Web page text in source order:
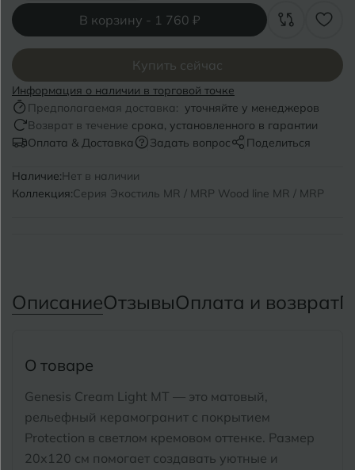
В корзину - 1 760 ₽
Купить сейчас
Информация о наличии в торговой точке
Предполагаемая доставка: уточняйте у менеджеров
Возврат в течение срока, установленного в гарантии
Оплата & Доставка
Задать вопрос Поделиться
Наличие:Нет в наличии
Коллекция:Серия Экостиль MR / MRP Wood line MR / MRP
ОписаниеОтзывыОплата и возврат
О товаре
Genesis Cream Light MT — это матовый,
рельефный керамогранит с покрытием
Protection в светлом кремовом оттенке. Размер
20x120 см помогает создавать уютные и
Воронеж
Г Геленджик
Грозный
Д Дмитровград
Ижевск
Казань
Кемерово
Сосновый Бор
Сочи
Ставрополь
Сыктывкар
Тула